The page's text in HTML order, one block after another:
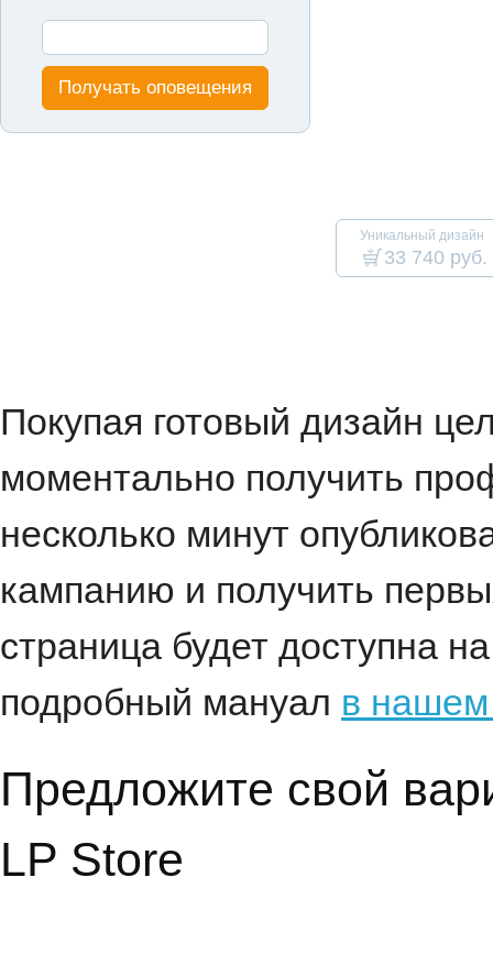
Получать оповещения
Уникальный дизайн
33 740 руб.
Покупая готовый дизайн
моментально получить
несколько минут
кампанию и получить
страница будет доступна
подробный мануал в нашем
Предложите свой
LP Store